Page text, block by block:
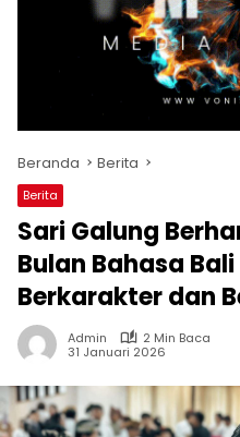
Beranda Berita
Berita
Sari Galung
Bulan Bahasa
Berkarakter dan
Admin
2 Min Baca
31 Januari 2026